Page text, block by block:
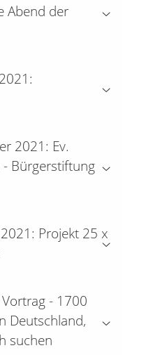
Abend der
2021: Ev.
Bürgerstiftung
Projekt 25 x
- 1700
Deutschland,
suchen